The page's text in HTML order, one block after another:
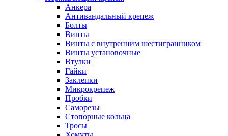
Анкера
Антивандальный крепеж
Болты
Винты
Винты с внутренним шестигранником
Винты установочные
Втулки
Гайки
Заклепки
Микрокрепеж
Пробки
Саморезы
Стопорные кольца
Тросы